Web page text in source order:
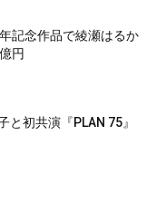
記念作品で綾瀬はるか
円
と初共演『PLAN 75』